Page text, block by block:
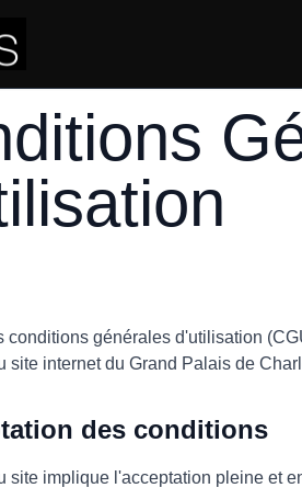
conditions générales d'utilisation
site internet du Grand Palais de
des conditions
site implique l'acceptation pleine et